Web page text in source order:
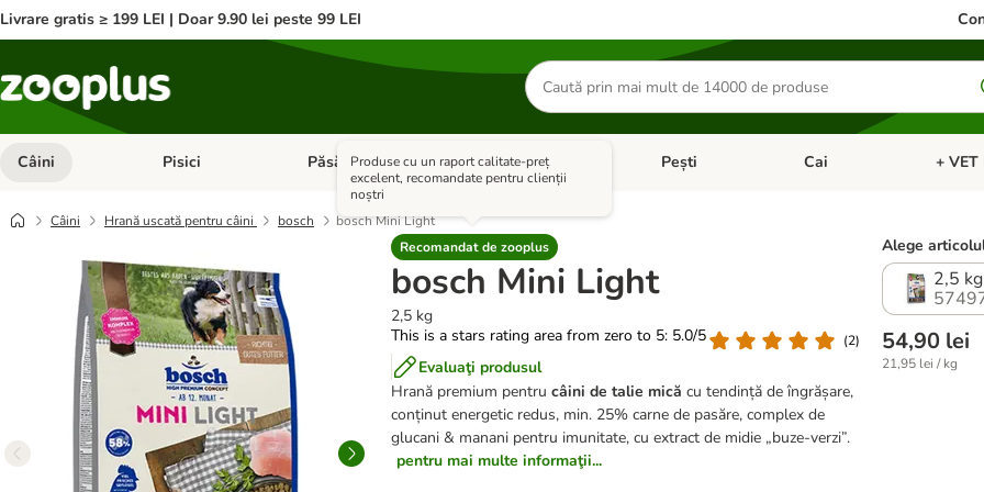
Livrare gratis ≥ 199 LEI | Doar 9.90 lei peste 99 LEI
Căutare
produse
Câini Deschideți meniul cu categorii: Câini
Pisici Deschideți meniul cu categorii: Pisici
Păsări Deschideți meniul cu categorii: Păsări
Animale mici Deschideți meniul cu categorii: Animale mici
Pești Deschideți meniul cu
Cai +
Câini Hrană uscată pentru câini bosch
bosch Mini Light
Recomandat de zooplus
Produse cu un raport calitate-preț
excelent, recomandate pentru clienții
noștri
bosch Mini Light
2,5 kg
This is a stars rating area from zero to 5: 5.0/5
(2)
Evaluaţi produsul
Hrană premium pentru câini de talie mică cu tendință de îngrășare,
conținut energetic redus, min. 25% carne de pasăre, complex de
glucani & manani pentru imunitate, cu extract de midie „buze-verzi”.
pentru mai multe informaţii...
Alege
2,5 kg
54,90 lei
21,95 lei / kg